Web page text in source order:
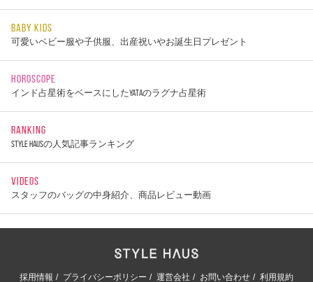
BABY KIDS
可愛いベビー服や子供服、出産祝いやお誕生日プレゼント
HOROSCOPE
インド占星術をベースにしたYATAのラグナ占星術
RANKING
STYLE HAUSの人気記事ランキング
VIDEOS
スタッフのバッグの中身紹介、商品レビュー動画
採用情報 プライバシーポリシー 運営会社 お問い合わせ 利用規約